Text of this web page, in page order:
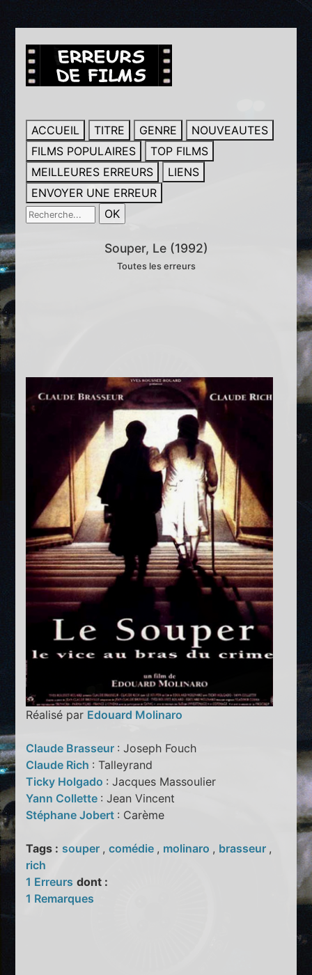
ACCUEIL TITRE GENRE
NOUVEAUTES
FILMS POPULAIRES
TOP FILMS
MEILLEURES ERREURS
LIENS
ENVOYER UNE ERREUR
Souper, Le (1992)
Toutes les erreurs
Réalisé par Edouard Molinaro
Claude Brasseur : Joseph Fouch
Claude Rich : Talleyrand
Ticky Holgado : Jacques Massoulier
Yann Collette : Jean Vincent
Stéphane Jobert : Carème
Tags : souper ,comédie , molinaro , brasseur ,
rich
1 Erreurs dont :
1 Remarques